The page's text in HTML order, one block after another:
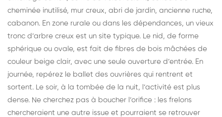
cheminée inutilisé, mur creux, abri de jardin, ancienne ruche,
cabanon. En zone rurale ou dans les dépendances, un vieux
tronc d’arbre creux est un site typique. Le nid, de forme
sphérique ou ovale, est fait de fibres de bois mâchées de
couleur beige clair, avec une seule ouverture d’entrée. En
journée, repérez le ballet des ouvrières qui rentrent et
sortent. Le soir, à la tombée de la nuit, l’activité est plus
dense. Ne cherchez pas à boucher l’orifice : les frelons
chercheraient une autre issue et pourraient se retrouver